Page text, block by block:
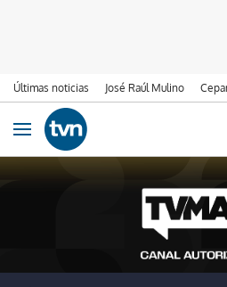
Últimas noticias José Raúl Mulino
Ir al contenido
Obrir navegació